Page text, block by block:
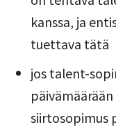
kanssa, ja
tuettava tätä
jos talent-
siirtosopimus